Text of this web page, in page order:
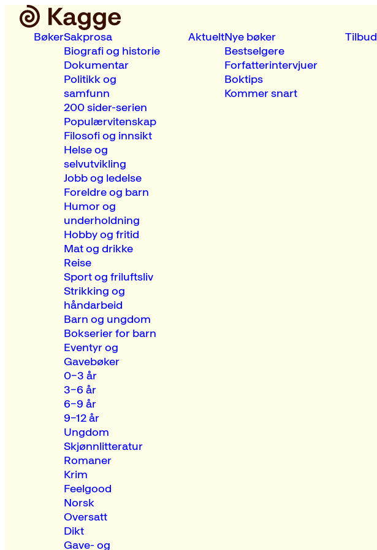
BøkerSakprosa
Biografi og historie
Dokumentar
Politikk og
samfunn
200 sider-serien
Populærvitenskap
Filosofi og innsikt
Helse og
selvutvikling
Jobb og ledelse
Foreldre og barn
Humor og
underholdning
Hobby og fritid
Mat og drikke
Reise
Sport og friluftsliv
Strikking og
håndarbeid
Barn og ungdom
Bokserier for barn
Eventyr og
Gavebøker
0–3 år
3–6 år
6–9 år
9–12 år
Ungdom
Skjønnlitteratur
Romaner
Krim
Feelgood
Norsk
Oversatt
Dikt
Gave- og
AktueltNye bøker
Bestselgere
Forfatterintervjuer
Boktips
Kommer snart
Tilbud